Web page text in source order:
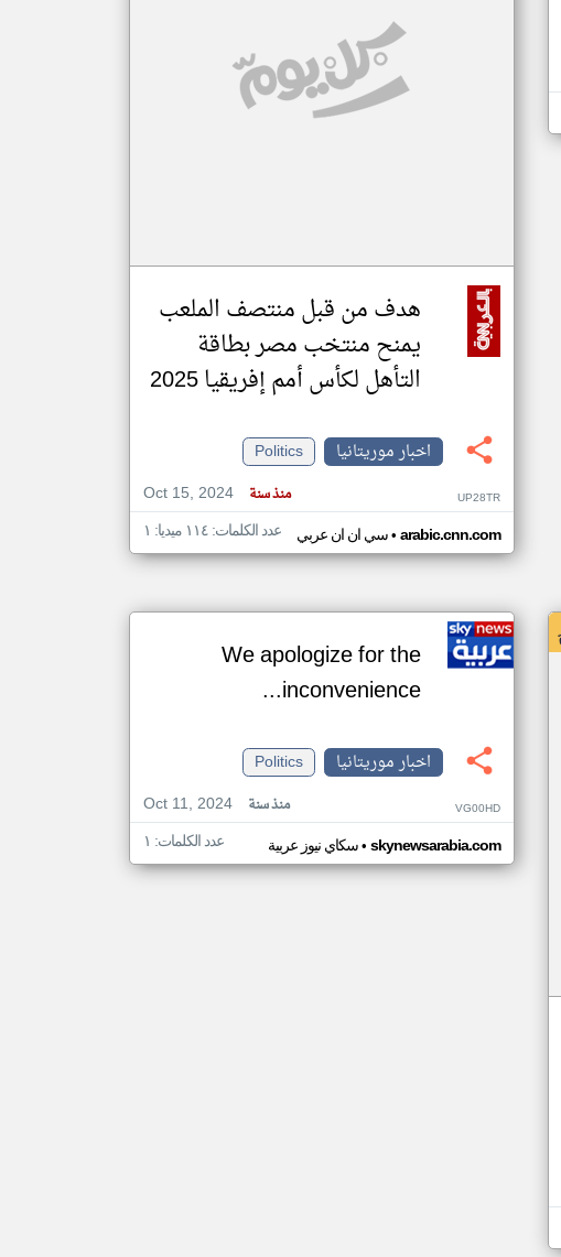
مصادر الأخبار من موريتانيا
هدف من قبل منتصف الملعب
يمنح منتخب مصر بطاقة
التأهل لكأس أمم إفريقيا 2025
اخبار موريتانيا
Politics
Oct 15, 2024
منذ سنة UP28TR
سي ان ان عربي• arabic.cnn.com عدد الكلمات: ١١٤ ميديا: ١
We apologize for the
inconvenience...
اخبار موريتانيا
Politics
Oct 11, 2024
منذ سنة VG00HD
سكاي نيوز عربية• skynewsarabia.com عدد الكلمات: ١